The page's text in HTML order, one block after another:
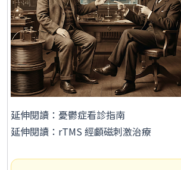
延伸閱讀： 憂鬱症看診指南
延伸閱讀： rTMS 經顱磁刺激治療